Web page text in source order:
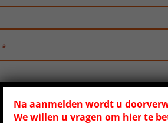
*
Na aanmelden wordt u
We willen u vragen om hier te